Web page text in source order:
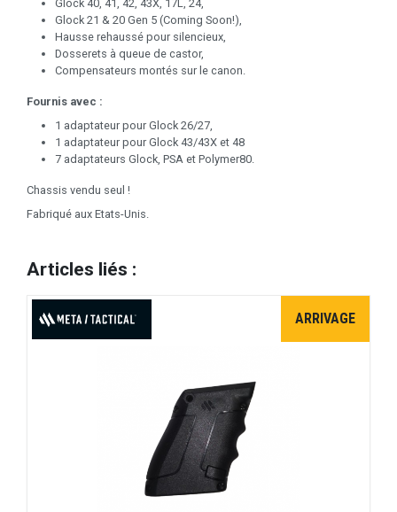
Glock 40, 41, 42, 43X, 17L, 24,
Glock 21 & 20 Gen 5 (Coming Soon!),
Hausse rehaussé pour silencieux,
Dosserets à queue de castor,
Compensateurs montés sur le canon.
Fournis avec :
1 adaptateur pour Glock 26/27,
1 adaptateur pour Glock 43/43X et 48
7 adaptateurs Glock, PSA et Polymer80.
Chassis vendu seul !
Fabriqué aux Etats-Unis.
Articles liés :
ARRIVAGE